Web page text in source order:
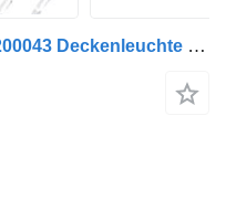
LAMPKA PODSUFITKI A9438200043 Deckenleuchte für Mercedes-Benz ACTROS Sattelzugmaschine